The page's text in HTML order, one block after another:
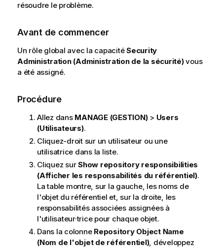
résoudre le problème.
Avant de commencer
Un rôle global avec la capacitéSecurity
Administration (Administration de la sécurité)vous
a été assigné.
Procédure
Allez dans MANAGE (GESTION)> Users
(Utilisateurs).
Cliquez-droit sur un utilisateur ou une
utilisatrice dans la liste.
Cliquez surShow repository responsibilities
(Afficher les responsabilités du référentiel).
La table montre, sur la gauche, les noms de
l'objet du référentiel et, sur la droite, les
responsabilités associées assignées à
l'utilisateur·trice pour chaque objet.
Dans la colonne Repository Object Name
(Nom de l'objet de référentiel), développez